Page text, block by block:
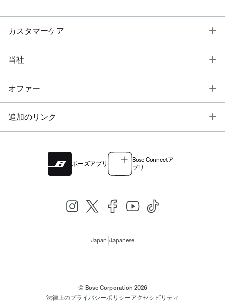
カスタマーケア
当社
オファー
追加のリンク
ボーズアプリ
Bose Connectア
プリ
Japan Japanese
© Bose Corporation 2026
法律上のプライバシーポリシーアクセシビリティ